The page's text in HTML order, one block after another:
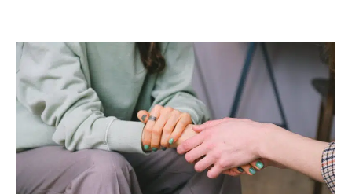
La
gentillesse
est
une
force